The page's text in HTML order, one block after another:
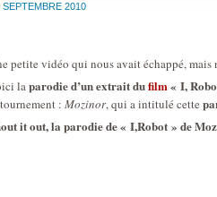
SEPTEMBRE 2010
petite vidéo qui nous avait échappé,
laparodie d’un extrait dufilm« I,
: Mozinor, qui a intitulé cette
it out, la parodie de « I,Robot » de